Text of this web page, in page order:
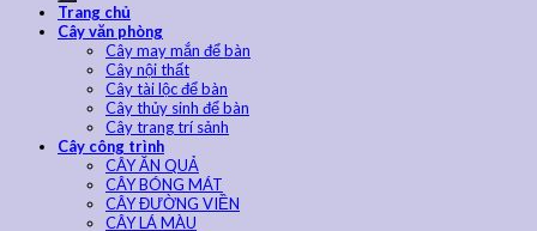
Trang chủ
Cây văn phòng
Cây may mắn để bàn
Cây nội thất
Cây tài lộc để bàn
Cây thủy sinh để bàn
Cây trang trí sảnh
Cây công trình
CÂY ĂN QUẢ
CÂY BÓNG MÁT
CÂY ĐƯỜNG VIỀN
CÂY LÁ MÀU